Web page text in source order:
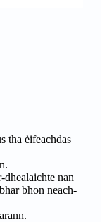
tha èifeachdas
dhealaichte nan
bhon neach-